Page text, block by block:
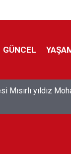
GÜNCEL
Mısırlı yıldız